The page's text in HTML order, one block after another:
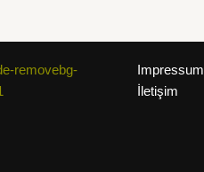
Impressum
İletişim